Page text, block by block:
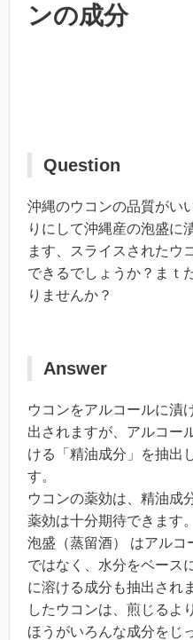
ンの成分
Question
沖縄のウコンの品質がい
りにして沖縄産の泡盛に
ます、スライスされたウ
できるでしょうか？まｔ
りませんか？
Answer
ウコンをアルコールに漬
出されますが、アルコー
ける「精油成分」を抽出
す。
ウコンの薬効は、精油成
薬効は十分期待できます。
泡盛（蒸留酒） はアルコ
ではなく、水分をベース
に溶ける成分も抽出され
したウコンは、煎じるよ
ほうがいろんな成分をじ